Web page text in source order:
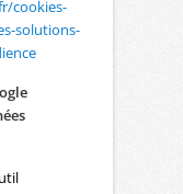
cookies-
solutions-